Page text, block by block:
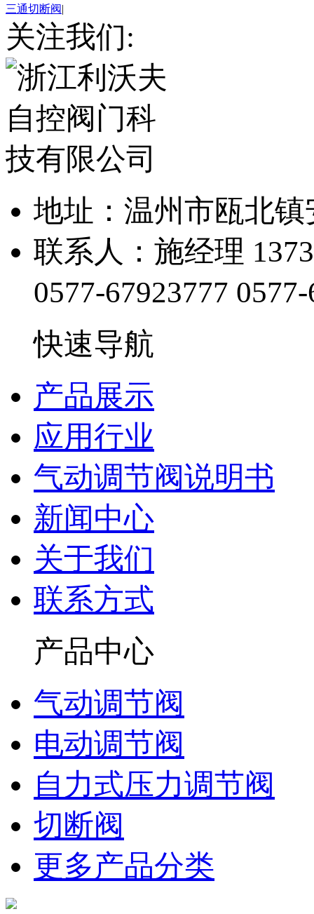
三通切断阀|
关注我们:
地址：温州市瓯北
联系人：施经理
0577-67923777
快速导航
产品展示
应用行业
气动调节阀说明书
新闻中心
关于我们
联系方式
产品中心
气动调节阀
电动调节阀
自力式压力调节阀
切断阀
更多产品分类